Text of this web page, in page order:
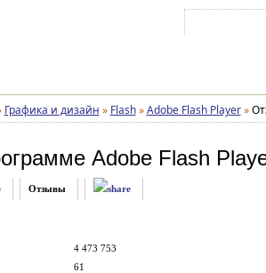
Графика и дизайн » Flash » Adobe Flash Player »
Adobe Flash
Отзывы
4 473 753
61